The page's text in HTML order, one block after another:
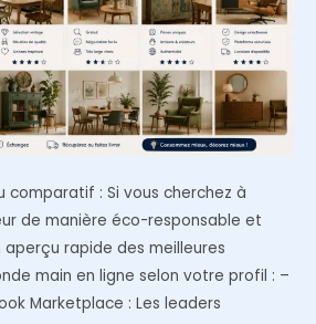
comparatif : Si vous cherchez à
de manière éco-responsable et
rapide des meilleures
main en ligne selon votre profil : –
Marketplace : Les leaders